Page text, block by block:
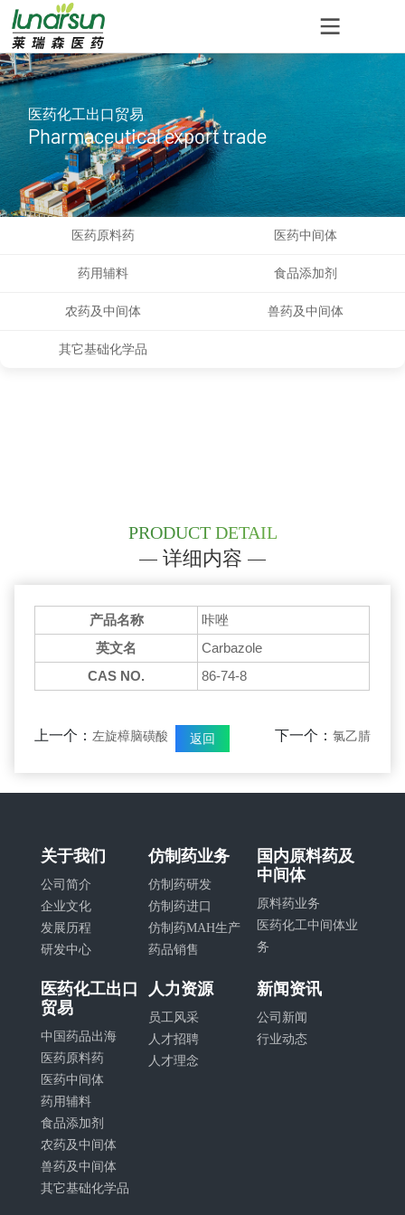
医药化工出口贸易
Pharmaceutical export trade
医药原料药 医药中间体
药用辅料 食品添加剂
农药及中间体 兽药及中间体
其它基础化学品
PRODUCT DETAIL
详细内容
产品名称
咔唑
英文名
Carbazole
CAS NO.
86-74-8
上一个：左旋樟脑磺酸 返回 下一个： 氯乙腈
关于我们
公司简介
企业文化
发展历程
研发中心
仿制药业务
仿制药研发
仿制药进口
仿制药MAH生产
药品销售
国内原料药及
中间体
原料药业务
医药化工中间体业
务
医药化工出口
贸易
中国药品出海
医药原料药
医药中间体
药用辅料
食品添加剂
农药及中间体
兽药及中间体
其它基础化学品
人力资源
员工风采
人才招聘
人才理念
新闻资讯
公司新闻
行业动态